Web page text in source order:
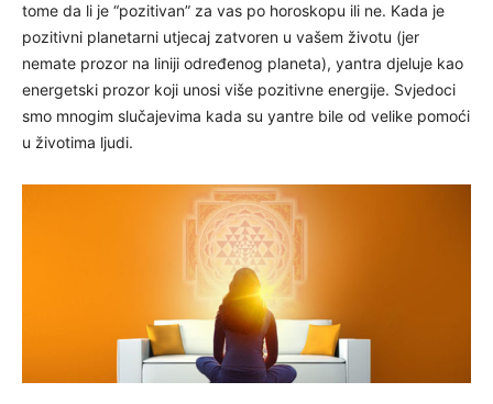
tome da li je “pozitivan” za vas po horoskopu ili ne. Kada je
pozitivni planetarni utjecaj zatvoren u vašem životu (jer
nemate prozor na liniji određenog planeta), yantra djeluje kao
energetski prozor koji unosi više pozitivne energije. Svjedoci
smo mnogim slučajevima kada su yantre bile od velike pomoći
u životima ljudi.